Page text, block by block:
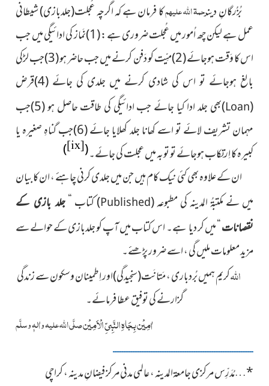
بُزُرگانِ دینرحمۃ اللہ علیہمکا فرمان ہے کہ اگرچہ عُجلت(جلدبازی)شیطانی
عمل ہے لیکن چھ اُمور میں عُجلت ضروری ہے : (1)نَماز کی ادائیگی میں جب
اس کا وَقت ہوجائے (2)میِّت کو دَفن کرنے میں جب حاضر ہو (3)جب لڑکی
بالغ ہوجائے تو اس کی شادی کرنے میں جلدی کی جائے (4)قرض
(
Loan
)
بھی جلد ادا کیا جائے جب ادائیگی کی طاقت حاصل ہو (5)جب
مہمان تشریف لائے تو اسے کھانا جلد کھلایا جائے (6)جب گناہِ صغیرہ یا
کبیرہ کا اِرتِکاب ہوجائے تو توبہ میں عجلت کی جائے۔(
[ix]
)
ان کے علاوہ بھی کئی نیک کام ہیں جن میں جلدی کرنی چاہئے ، ان کا بیان
میں نے مکتبۃُ المدینہ کی مطبوعہ(
Published
)کتاب “جلد بازی کے
نقصانات“ میں کر دیا ہے۔ اس کتاب میں آپ کو جلدبازی کے حوالے سے
مزید معلومات ملیں گی ، اسے ضرور پڑھئے۔
اللہکریم ہمیں بُردباری ، مَتانَت(سنجیدگی)اور اِطمینان وسکون سے زندگی
گزارنے کی توفیق عطا فرمائے۔
اٰمِیْن بِجَاہِ النَّبِیِّ الْاَمِیْنصلَّی اللہ علیہ واٰلہٖ وسلَّم
ــــــــــــــــــــــــــــــــــــــــــــــــــــــــــــــــــــــــــــــ
*
…مُدَرِّس مرکزی جامعۃالمدینہ ، عالمی مدنی مرکز فیضانِ مدینہ ، کراچی